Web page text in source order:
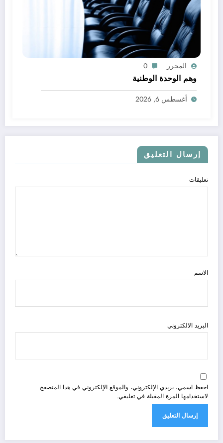
المحرر 0
وهم الوحدة الوطنية
أغسطس 6, 2026
إرسال التعليق
تعليقات
الاسم
البريد الالكتروني
احفظ اسمي، بريدي الإلكتروني، والموقع الإلكتروني في هذا المتصفح
لاستخدامها المرة المقبلة في تعليقي.